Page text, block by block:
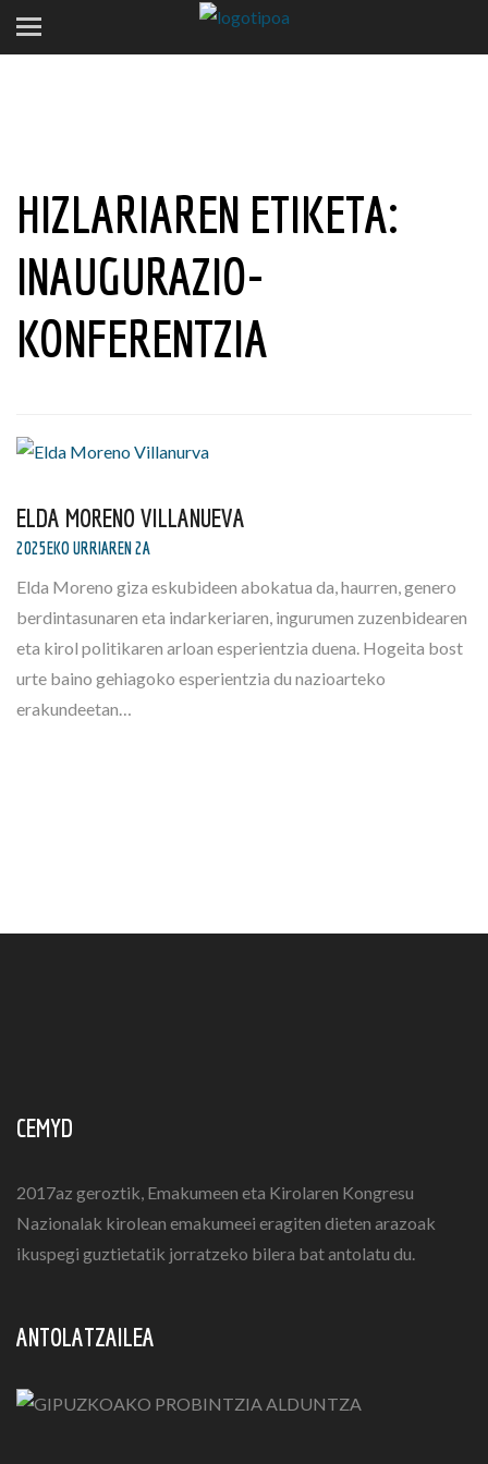
HIZLARIAREN ETIKETA:
INAUGURAZIO-
KONFERENTZIA
ELDA MORENO VILLANUEVA
2025EKO URRIAREN 2A
Elda Moreno giza eskubideen abokatua da, haurren, genero
berdintasunaren eta indarkeriaren, ingurumen zuzenbidearen
eta kirol politikaren arloan esperientzia duena. Hogeita bost
urte baino gehiagoko esperientzia du nazioarteko
erakundeetan…
CEMYD
2017az geroztik, Emakumeen eta Kirolaren Kongresu
Nazionalak kirolean emakumeei eragiten dieten arazoak
ikuspegi guztietatik jorratzeko bilera bat antolatu du.
ANTOLATZAILEA